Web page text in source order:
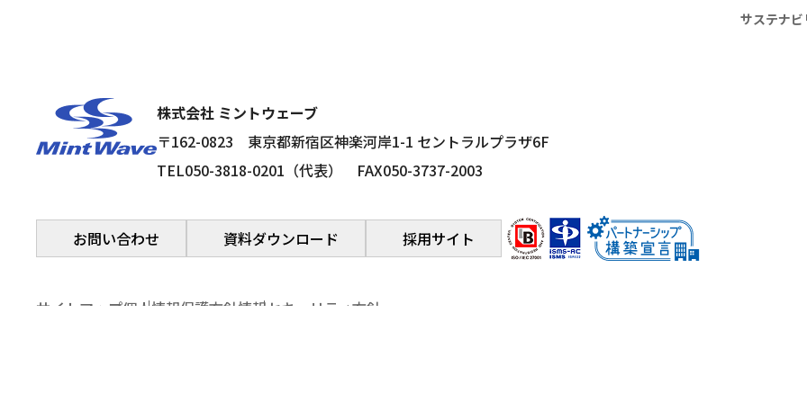
サステナビ
株式会社 ミントウェーブ
〒162-0823 東京都新宿区神楽河岸1-1 セントラルプラザ6F
TEL050-3818-0201（代表） FAX050-3737-2003
お問い合わせ 資料ダウンロード 採用サイト
サイトマップ個人情報保護方針情報セキュリティ方針